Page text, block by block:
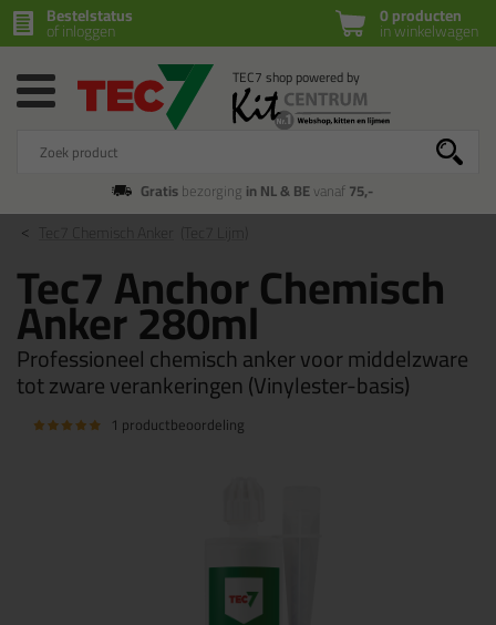
0 producten
in winkelwagen
Bestelstatus
of inloggen
Gratisbezorging in NL & BEvanaf75,-
Tec7 Anchor Chemisch
Anker 280ml
Professioneel chemisch anker voor middelzware
tot zware verankeringen (Vinylester-basis)
1 productbeoordeling